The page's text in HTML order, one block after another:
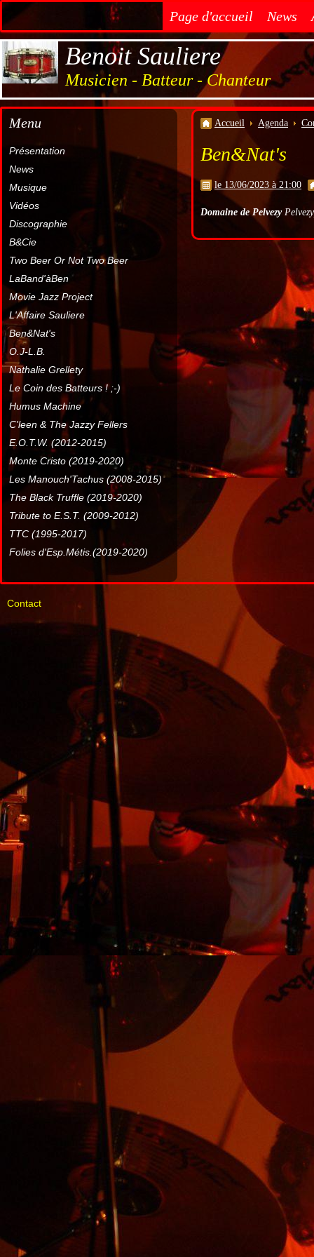
Page d'accueil News
Benoit Sauliere
Musicien - Batteur - Chanteur
Menu
Présentation
News
Musique
Vidéos
Discographie
B&Cie
Two Beer Or Not Two Beer
LaBand'àBen
Movie Jazz Project
L'Affaire Sauliere
Ben&Nat's
O.J-L.B.
Nathalie Grellety
Le Coin des Batteurs ! ;-)
Humus Machine
C'leen & The Jazzy Fellers
E.O.T.W. (2012-2015)
Monte Cristo (2019-2020)
Les Manouch'Tachus (2008-2015)
The Black Truffle (2019-2020)
Tribute to E.S.T. (2009-2012)
TTC (1995-2017)
Folies d'Esp.Métis.(2019-2020)
Accueil Agenda
Ben&Nat's
le 13/06/2023 à 21:00
Domaine de Pelvezy
Contact